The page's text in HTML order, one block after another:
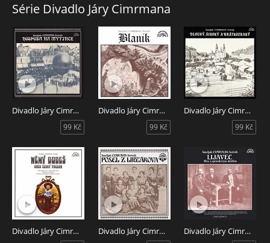
doupě Duchcov a letovisko jihočeských zbohatlíků
Prachatice. Léčbou štítné žlázy jsou známy lázně Volary.
Český ráj je krajem nudistů. Zdejší adamité a evité chodí
zde, jak je Pánbůh stvořil, oděni jen tu a tam, nedbajíce
církevních pohrůžek z Mnichova Hradiště. Své centrum,
památný to hrad, pojmenovali si nudisté českým názvem pro
krásnou ženu: Kost."
Zůstává dodnes tajemstvím, zda Jára Cimrman přispěl takto
do příručky z pouhé neznalosti, či zda byl veden úmyslem
rozložit poddůstojnický sbor a znemožnit mu případné
operace na českém území.
Obsah:
1. Seminář
2. Vyšetřování ztráty třídní knihy
Vyšetřování ztráty třídní knihy - záznam divadelního
představení dnes už legendárního Divadla Járy Cimrmana,
jehož hlavními postavami jsou Zdeněk Svěrák a Ladislav
Série Divadlo Járy Cimrmana
Divadlo Járy Cimrmana - Hospoda Na mýtince
99 Kč
Divadlo Járy Cimrmana - Blaník
99 Kč
Divadlo Járy Cimrmana - Dlouhý, Široký a Krátkozraký
99 Kč
Divadlo Járy Cimrmana - Němý Bobeš Divadlo Járy Cimrmana - Posel z Liptákova Divadlo Járy Cimrmana - Lijavec